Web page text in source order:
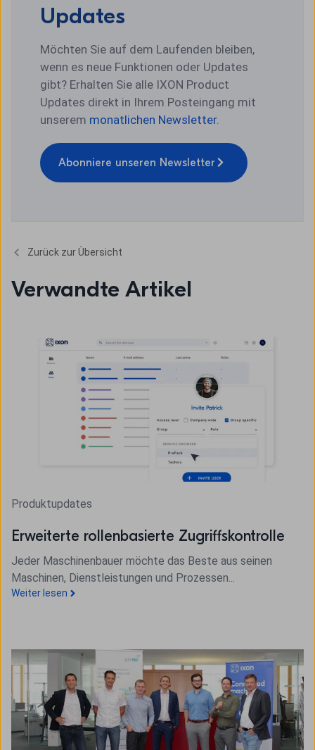
Updates
Möchten Sie auf dem Laufenden bleiben,
wenn es neue Funktionen oder Updates
gibt? Erhalten Sie alle IXON Product
Updates direkt in Ihrem Posteingang mit
unserem monatlichen Newsletter.
Abonniere unseren Newsletter
Zurück zur Übersicht
Verwandte Artikel
Produktupdates
Erweiterte rollenbasierte Zugriffskontrolle
Jeder Maschinenbauer möchte das Beste aus seinen
Maschinen, Dienstleistungen und Prozessen...
Weiter lesen